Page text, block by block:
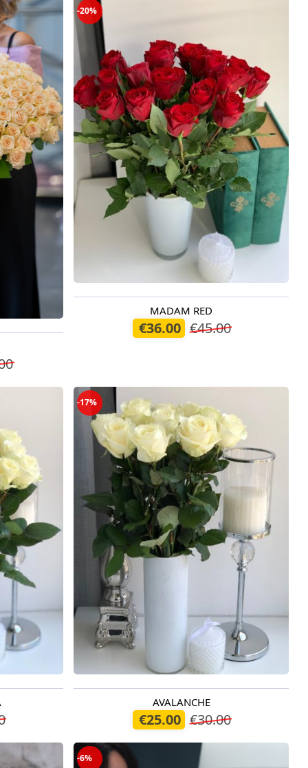
-20%
Pieejams šodienMADAM RED
€36.00 €45.00
-17%
Pieejams šodienAVALANCHE
€25.00 €30.00
-6%